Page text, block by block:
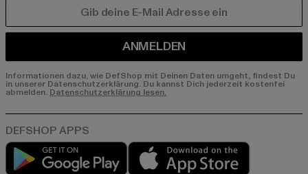
ANMELDEN
Informationen dazu, wie DefShop mit Deinen Daten umgeht, findest Du
in unserer Datenschutzerklärung. Du kannst Dich jederzeit kostenfei
abmelden. Datenschutzerklärung lesen.
Play market